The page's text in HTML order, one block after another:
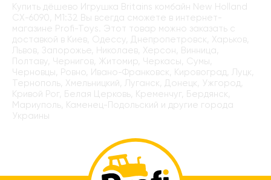
Купить дёшево Игрушка Britains комбайн New Holland
CX-6090, M1:32 Вы всегда сможете в интернет-
магазине Profi-Toys. Этот товар можно заказать с
доставкой в Киев, Одессу, Днепропетровск, Харьков,
Львов, Запорожье, Николаев, Херсон, Винница,
Полтаву, Чернигов, Житомир, Черкасы, Сумы,
Черновцы, Ровно, Ивано-Франковск, Кировоград, Луцк,
Тернополь, Хмельницкий, Луганск, Донецк, Ужгород,
Кривой Рог, Белая Церковь, Кременчуг, Бердянск,
Мариуполь, Каменец-Подольский и другие города
Украины